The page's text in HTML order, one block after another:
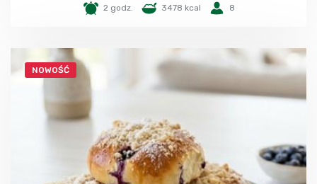
2 godz. 3478 kcal 8
NOWOŚĆ